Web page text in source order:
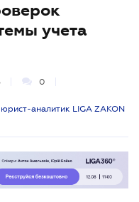
учета
0
аналитик LIGA ZAKON